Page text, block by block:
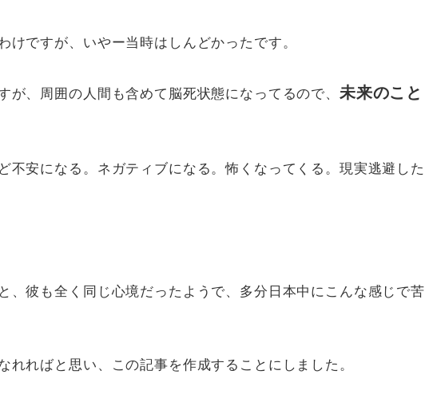
ですが、いやー当時はしんどかったです。
、周囲の人間も含めて脳死状態になってるので、 未来のこと
不安になる。ネガティブになる。怖くなってくる。現実逃避した
、彼も全く同じ心境だったようで、多分日本中にこんな感じで苦
ればと思い、この記事を作成することにしました。